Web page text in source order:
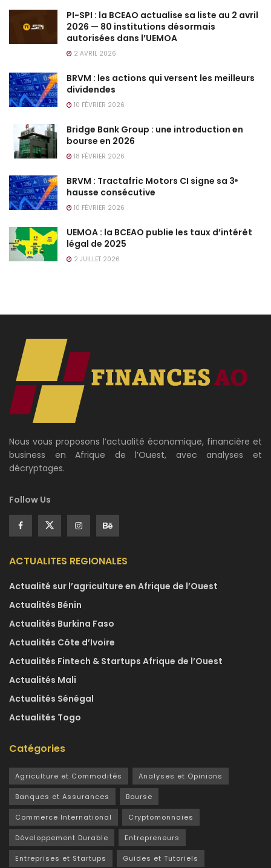
PI-SPI : la BCEAO actualise sa liste au 2 avril
2026 — 80 institutions désormais
autorisées dans l’UEMOA
2 AVRIL 2026
BRVM : les actions qui versent les meilleurs
dividendes
10 FÉVRIER 2026
Bridge Bank Group : une introduction en
bourse en 2026
18 FÉVRIER 2026
BRVM : Tractafric Motors CI signe sa 3ᵉ
hausse consécutive
10 FÉVRIER 2026
UEMOA : la BCEAO publie les taux d’intérêt
légal de 2025
2 JUILLET 2026
Nous vous proposons l’actualité économique, financière et
business en Afrique de l’Ouest, avec analyses et
décryptages.
Follow Us
ACTUALITES REGIONALES
Actualité sur l’agriculture en Afrique de l’Ouest
Actualités Bénin
Actualités Burkina Faso
Actualités Côte d’Ivoire
Actualités Fintech & Startups Afrique de l’Ouest
Actualités Mali
Actualités Sénégal
Actualités Togo
Catégories
Agriculture et Commodités Analyses et Opinions
Banques et Assurances Bourse
Commerce International Cryptomonnaies
Développement Durable Entrepreneurs
Entreprises et Startups Guides et Tutoriels